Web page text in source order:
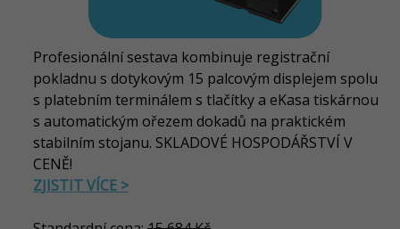
Profesionální sestava kombinuje registrační
pokladnu s dotykovým 15 palcovým displejem spolu
s platebním terminálem s tlačítky a eKasa tiskárnou
s automatickým ořezem dokadů na praktickém
stabilním stojanu. SKLADOVÉ HOSPODÁŘSTVÍ V
CENĚ!
ZJISTIT VÍCE >